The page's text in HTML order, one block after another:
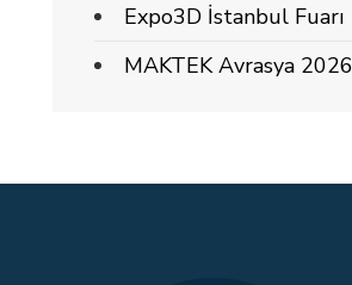
Expo3D İstanbul Fuarı
MAKTEK Avrasya 2026